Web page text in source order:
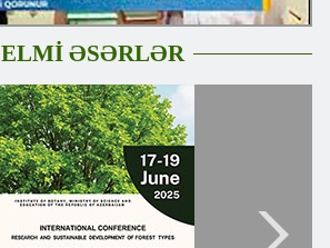
ELMİ ƏSƏRLƏR